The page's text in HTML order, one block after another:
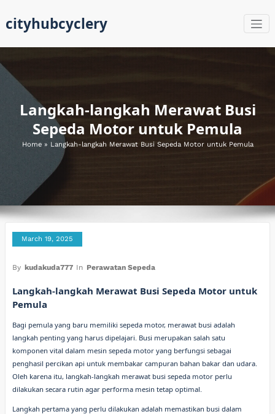
content
cityhubcyclery
Langkah-langkah Merawat Busi
Sepeda Motor untuk Pemula
Home» Langkah-langkah Merawat Busi Sepeda Motor untuk Pemula
March 19, 2025
By kudakuda777 In Perawatan Sepeda
Langkah-langkah Merawat Busi Sepeda Motor untuk
Pemula
Bagi pemula yang baru memiliki sepeda motor, merawat busi adalah
langkah penting yang harus dipelajari. Busi merupakan salah satu
komponen vital dalam mesin sepeda motor yang berfungsi sebagai
penghasil percikan api untuk membakar campuran bahan bakar dan udara.
Oleh karena itu, langkah-langkah merawat busi sepeda motor perlu
dilakukan secara rutin agar performa mesin tetap optimal.
Langkah pertama yang perlu dilakukan adalah memastikan busi dalam